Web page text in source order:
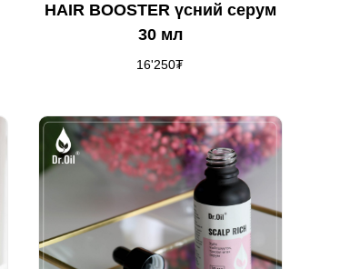
HAIR BOOSTER үсний серум
30 мл
16'250₮